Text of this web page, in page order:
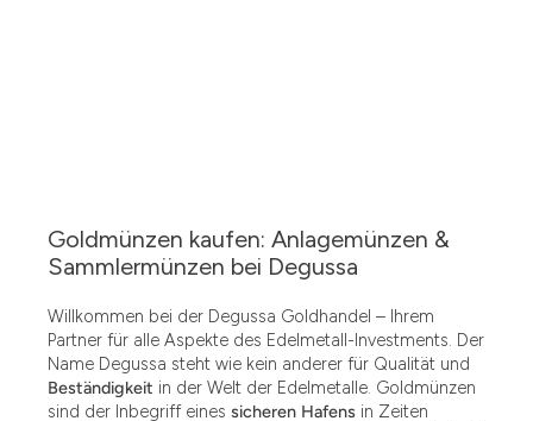
Goldmünzen kaufen: Anlagemünzen &
Sammlermünzen bei Degussa
Willkommen bei der Degussa Goldhandel – Ihrem
Partner für alle Aspekte des Edelmetall-Investments. Der
Name Degussa steht wie kein anderer für Qualität und
Beständigkeit in der Welt der Edelmetalle. Goldmünzen
sind der Inbegriff eines sicheren Hafens in Zeiten